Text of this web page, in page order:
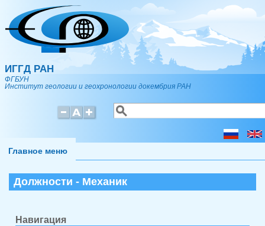
Перейти к основному содержанию
ИГГД РАН
ФГБУН
Институт геологии и геохронологии докембрия РАН
Форма поиска
Поиск
Главное меню
Должности - Механик
Навигация